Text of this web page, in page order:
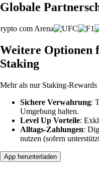
Globale
Weitere
Staking
Mehr als nur Staking-
Sichere Verwahrung:
Umgebung halten.
Level Up Vorteile:
Alltags-Zahlungen:
nutzen (sofern
App herunterladen